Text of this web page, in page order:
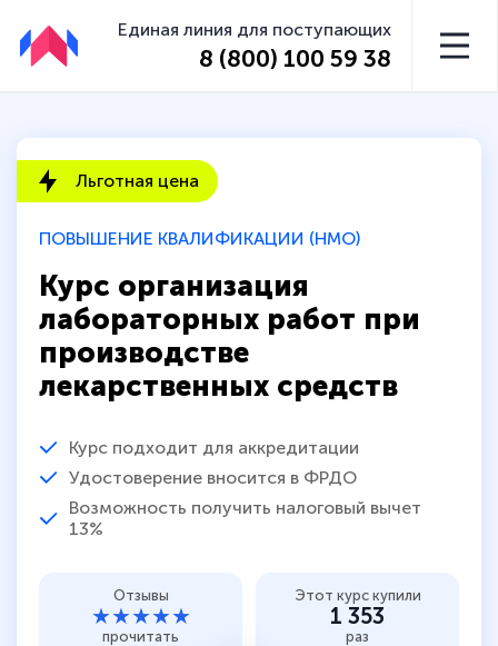
Единая линия для поступающих
8 (800) 100 59 38
ПОВЫШЕНИЕ КВАЛИФИКАЦИИ (НМО)
Курс организация
лабораторных работ при
производстве
лекарственных средств
Курс подходит для аккредитации
Удостоверение вносится в ФРДО
Возможность получить налоговый вычет
13%
Льготная цена
Отзывы
★★★★★
прочитать
Этот курс купили
1 353
раз